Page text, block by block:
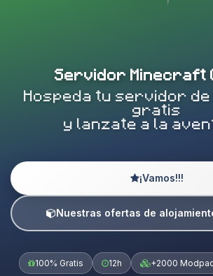
Servidor Minecraft
Hospeda tu servidor
gratis
y lanzate a la
¡Vamos!!!
Nuestras ofertas de
100% Gratis 12h +2000